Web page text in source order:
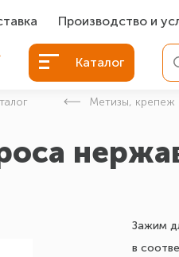
Производство и
Болты БСР
Болты для
Закладные детали
Каталог
Метизы, крепеж
Зажим
в